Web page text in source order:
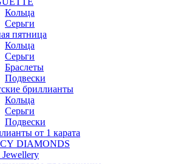
Кольца
Серьги
пятница
Кольца
Серьги
Браслеты
Подвески
бриллианты
Кольца
Серьги
Подвески
от 1 карата
DIAMONDS